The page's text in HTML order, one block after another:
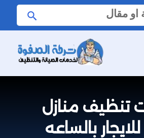
تنظيف منازل
للايجار بالساعه